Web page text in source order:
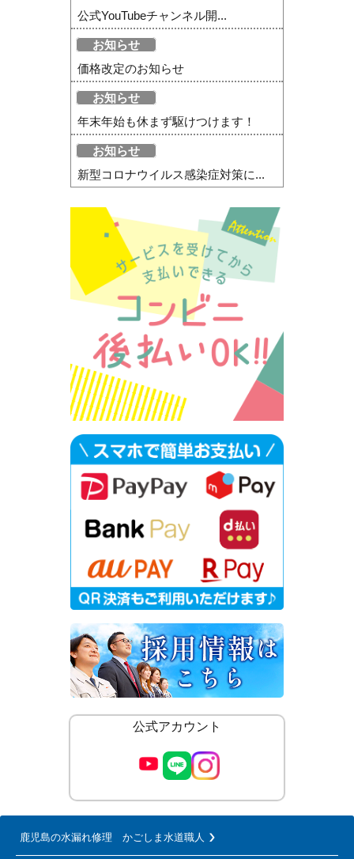
公式YouTubeチャンネル開...
お知らせ
価格改定のお知らせ
お知らせ
年末年始も休まず駆けつけます！
お知らせ
新型コロナウイルス感染症対策に...
公式アカウント
鹿児島の水漏れ修理 かごしま水道職人